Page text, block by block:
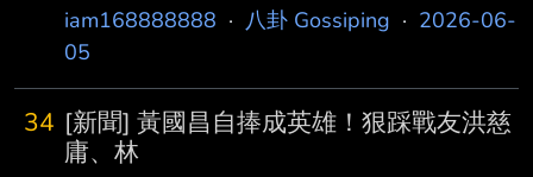
iam168888888 · 八卦 Gossiping · 2026-06-
05
34 [新聞] 黃國昌自捧成英雄！狠踩戰友洪慈
庸、林